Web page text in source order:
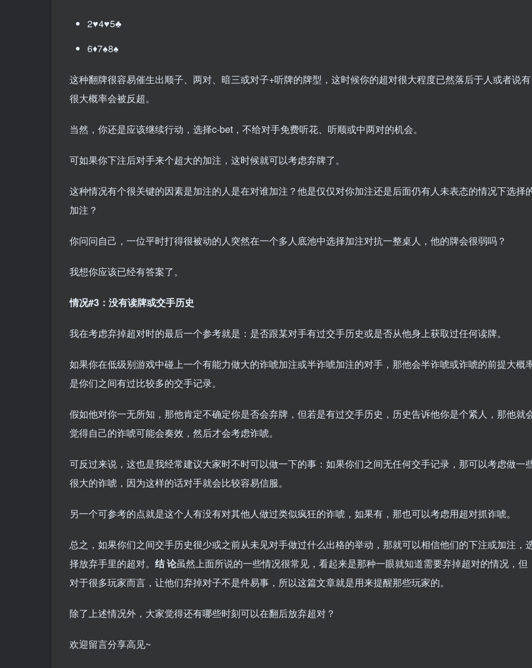
2♥4♥5♣
6♦7♠8♠
这种翻牌很容易催生出顺子、两对、暗三或对子+听牌的牌型，这时候你的超对很大程度已然落后于人或者说有
很大概率会被反超。
当然，你还是应该继续行动，选择c-bet，不给对手免费听花、听顺或中两对的机会。
可如果你下注后对手来个超大的加注，这时候就可以考虑弃牌了。
这种情况有个很关键的因素是加注的人是在对谁加注？他是仅仅对你加注还是后面仍有人未表态的情况下选择
加注？
你问问自己，一位平时打得很被动的人突然在一个多人底池中选择加注对抗一整桌人，他的牌会很弱吗？
我想你应该已经有答案了。
情况#3：没有读牌或交手历史
我在考虑弃掉超对时的最后一个参考就是：是否跟某对手有过交手历史或是否从他身上获取过任何读牌。
如果你在低级别游戏中碰上一个有能力做大的诈唬加注或半诈唬加注的对手，那他会半诈唬或诈唬的前提大概
是你们之间有过比较多的交手记录。
假如他对你一无所知，那他肯定不确定你是否会弃牌，但若是有过交手历史，历史告诉他你是个紧人，那他就
觉得自己的诈唬可能会奏效，然后才会考虑诈唬。
可反过来说，这也是我经常建议大家时不时可以做一下的事：如果你们之间无任何交手记录，那可以考虑做一
很大的诈唬，因为这样的话对手就会比较容易信服。
另一个可参考的点就是这个人有没有对其他人做过类似疯狂的诈唬，如果有，那也可以考虑用超对抓诈唬。
总之，如果你们之间交手历史很少或之前从未见对手做过什么出格的举动，那就可以相信他们的下注或加注，
择放弃手里的超对。 结 论虽然上面所说的一些情况很常见，看起来是那种一眼就知道需要弃掉超对的情况，但
对于很多玩家而言，让他们弃掉对子不是件易事，所以这篇文章就是用来提醒那些玩家的。
除了上述情况外，大家觉得还有哪些时刻可以在翻后放弃超对？
欢迎留言分享高见~